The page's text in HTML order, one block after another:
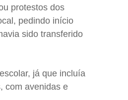
protestos dos
pedindo início
sido transferido
já que incluía
com avenidas e